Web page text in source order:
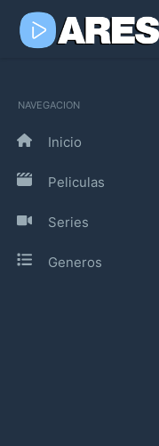
NAVEGACION
Inicio
Peliculas
Series
Generos